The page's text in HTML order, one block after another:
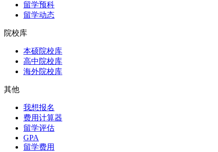
留学预科
留学动态
院校库
本硕院校库
高中院校库
海外院校库
其他
我想报名
费用计算器
留学评估
GPA
留学费用